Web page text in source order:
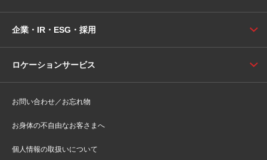
企業・IR・ESG・採用
ロケーションサービス
お問い合わせ／お忘れ物
お身体の不自由なお客さまへ
個人情報の取扱いについて